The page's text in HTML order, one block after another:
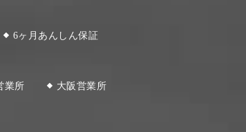
6ヶ月あんしん保証
業所
大阪営業所